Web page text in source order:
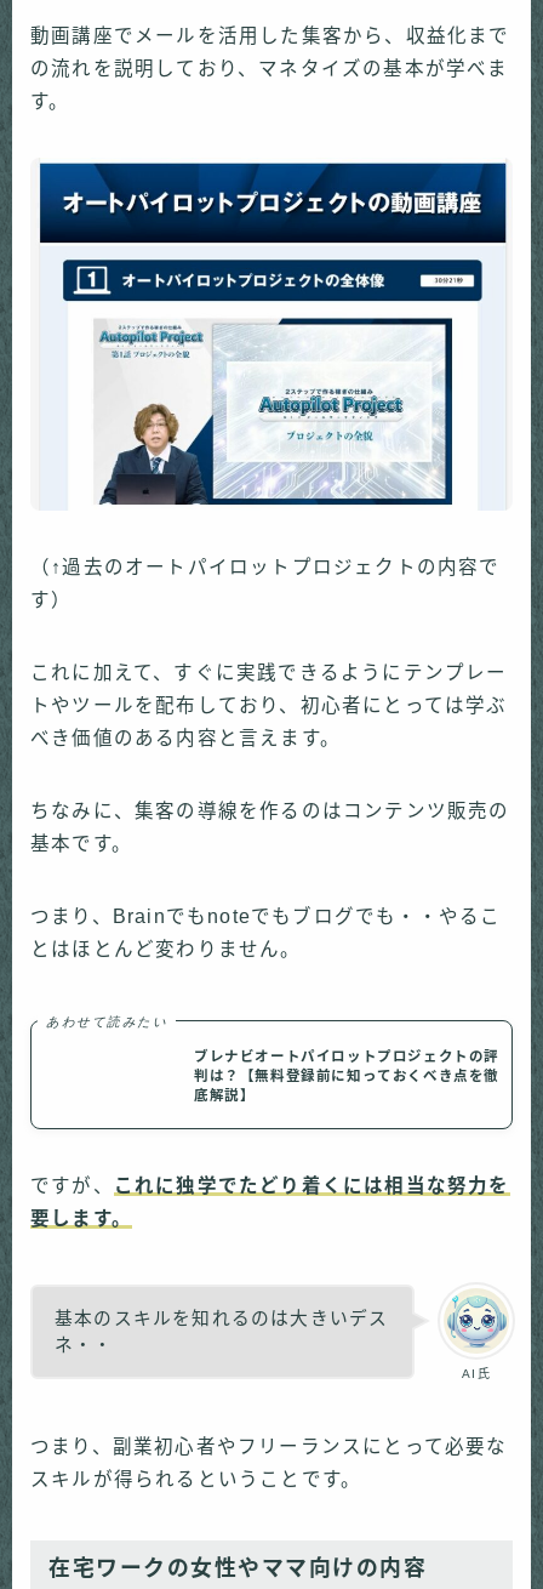
動画講座でメールを活用した集客から、収益化まで
の流れを説明しており、マネタイズの基本が学べま
す。
（↑過去のオートパイロットプロジェクトの内容で
す）
これに加えて、すぐに実践できるようにテンプレー
トやツールを配布しており、初心者にとっては学ぶ
べき価値のある内容と言えます。
ちなみに、集客の導線を作るのはコンテンツ販売の
基本です。
つまり、Brainでもnoteでもブログでも・・やるこ
とはほとんど変わりません。
あわせて読みたい
ブレナビオートパイロットプロジェクトの評
判は？【無料登録前に知っておくべき点を徹
底解説】
ですが、
これに独学でたどり着くには相当な努力を
要します。
AI氏
基本のスキルを知れるのは大きいデス
ネ・・
つまり、副業初心者やフリーランスにとって必要な
スキルが得られるということです。
在宅ワークの女性やママ向けの内容